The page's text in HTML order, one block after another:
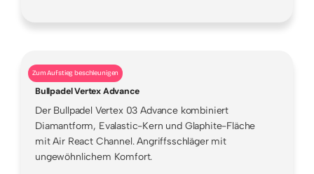
Zum Aufstieg beschleunigen
Bullpadel Vertex Advance
Der Bullpadel Vertex 03 Advance kombiniert
Diamantform, Evalastic-Kern und Glaphite-Fläche
mit Air React Channel. Angriffsschläger mit
ungewöhnlichem Komfort.